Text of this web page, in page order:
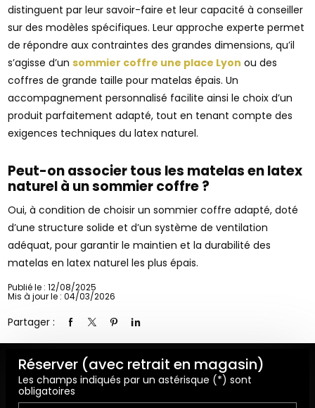
distinguent par leur savoir-faire et leur capacité à conseiller
sur des modèles spécifiques. Leur approche experte permet
de répondre aux contraintes des grandes dimensions, qu’il
s’agisse d’unsommier coffre une place Lyon ou des
coffres de grande taille pour matelas épais. Un
accompagnement personnalisé facilite ainsi le choix d’un
produit parfaitement adapté, tout en tenant compte des
exigences techniques du latex naturel.
Peut-on associer tous les matelas en latex
naturel à un sommier coffre ?
Oui, à condition de choisir un sommier coffre adapté, doté
d’une structure solide et d’un système de ventilation
adéquat, pour garantir le maintien et la durabilité des
matelas en latex naturel les plus épais.
Publié le : 12/08/2025
Mis à jour le : 04/03/2026
Partager :
Réserver (avec retrait en magasin)
Les champs indiqués par un astérisque (*) sont
obligatoires